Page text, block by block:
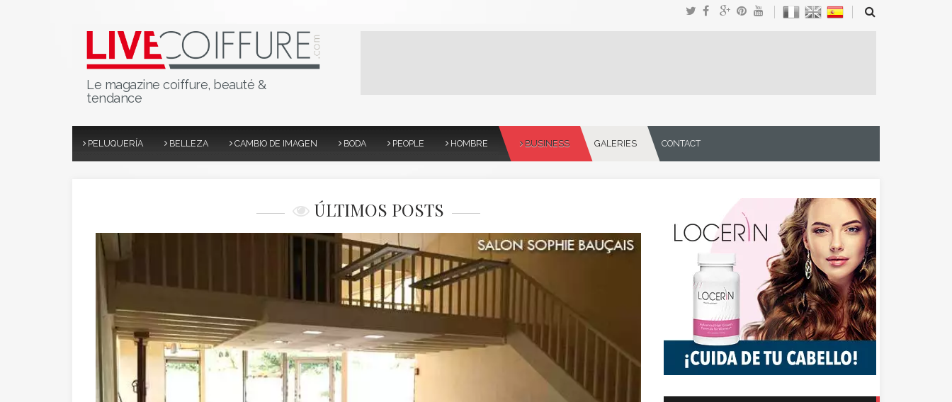
Le magazine coiffure, beauté &
tendance
PELUQUERÍA BELLEZA CAMBIO DE IMAGEN BODA PEOPLE HOMBRE BUSINESS GALERIES CONTACT
ÚLTIMOS POSTS